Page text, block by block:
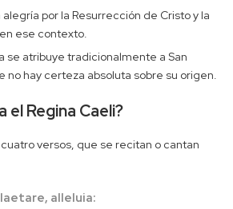
alegría por la Resurrección de Cristo y la
ese contexto.
se atribuye tradicionalmente a San
no hay certeza absoluta sobre su origen.
el Regina Caeli?
versos, que se recitan o cantan
alleluia: